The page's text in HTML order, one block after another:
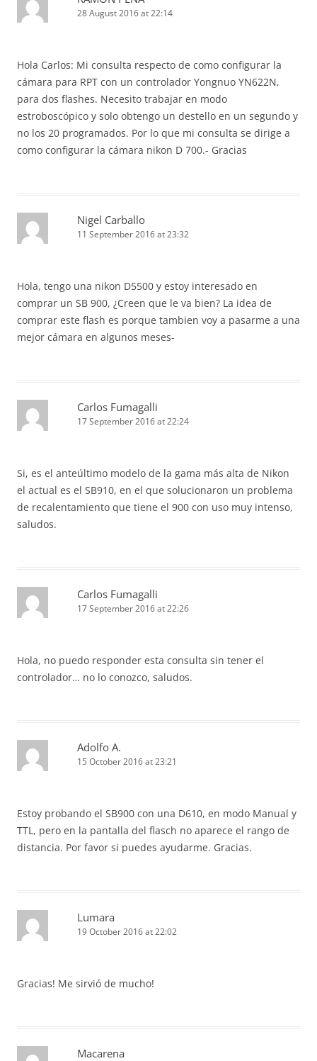
28 August 2016 at 22:14
Hola Carlos: Mi consulta respecto de como configurar la
cámara para RPT con un controlador Yongnuo YN622N,
para dos flashes. Necesito trabajar en modo
estroboscópico y solo obtengo un destello en un segundo y
no los 20 programados. Por lo que mi consulta se dirige a
como configurar la cámara nikon D 700.- Gracias
Nigel Carballo
11 September 2016 at 23:32
Hola, tengo una nikon D5500 y estoy interesado en
comprar un SB 900, ¿Creen que le va bien? La idea de
comprar este flash es porque tambien voy a pasarme a una
mejor cámara en algunos meses-
Carlos Fumagalli
17 September 2016 at 22:24
Si, es el anteúltimo modelo de la gama más alta de Nikon
el actual es el SB910, en el que solucionaron un problema
de recalentamiento que tiene el 900 con uso muy intenso,
saludos.
Carlos Fumagalli
17 September 2016 at 22:26
Hola, no puedo responder esta consulta sin tener el
controlador… no lo conozco, saludos.
Adolfo A.
15 October 2016 at 23:21
Estoy probando el SB900 con una D610, en modo Manual y
TTL, pero en la pantalla del flasch no aparece el rango de
distancia. Por favor si puedes ayudarme. Gracias.
Lumara
19 October 2016 at 22:02
Gracias! Me sirvió de mucho!
Macarena